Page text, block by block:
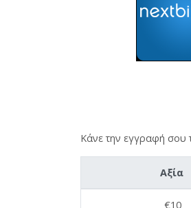
Κάνε την εγγραφή σου
Αξία
€10